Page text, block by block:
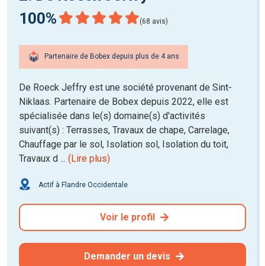
100%
(68 avis)
Partenaire de Bobex depuis plus de 4 ans
De Roeck Jeffry est une société provenant de Sint-
Niklaas. Partenaire de Bobex depuis 2022, elle est
spécialisée dans le(s) domaine(s) d'activités
suivant(s) : Terrasses, Travaux de chape, Carrelage,
Chauffage par le sol, Isolation sol, Isolation du toit,
Travaux d ... (Lire plus)
Actif à Flandre Occidentale
Voir le profil
Demander un devis